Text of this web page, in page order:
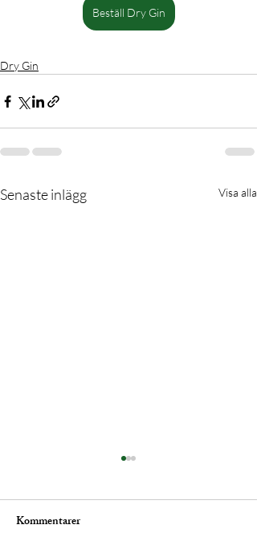
Beställ Dry Gin
Dry Gin
Senaste inlägg Visa alla
Kommentarer